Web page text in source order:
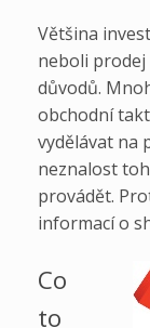
Většina
neboli prodej
důvodů.
obchodní
vydělávat na
neznalost
provádět.
informací o
Co
to